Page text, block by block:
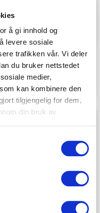
å gi innhold og
levere sosiale
trafikken vår. Vi deler
du bruker nettstedet
medier,
kan kombinere den
tilgjengelig for dem,
din bruk av
medier når